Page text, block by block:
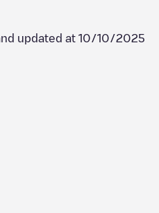
updated at 10/10/2025